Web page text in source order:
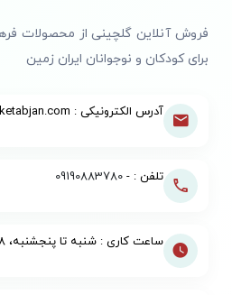
فروش آنلاین گلچینی از محصولات
برای کودکان و نوجوانان ایران زمین
آدرس الکترونیکی : info@ketabjan.com
تلفن : -09190883780
ساعت کاری : شنبه تا پنجشنبه، ۸ صبح تا ۱۷